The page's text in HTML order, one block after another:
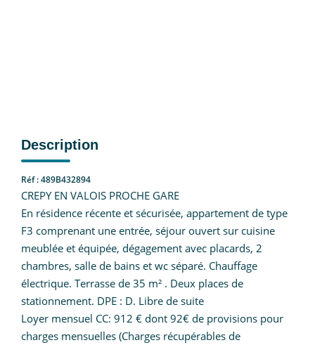
Description
Réf : 489B432894
CREPY EN VALOIS PROCHE GARE
En résidence récente et sécurisée, appartement de type
F3 comprenant une entrée, séjour ouvert sur cuisine
meublée et équipée, dégagement avec placards, 2
chambres, salle de bains et wc séparé. Chauffage
électrique. Terrasse de 35 m² . Deux places de
stationnement. DPE : D. Libre de suite
Loyer mensuel CC: 912 € dont 92€ de provisions pour
charges mensuelles (Charges récupérables de